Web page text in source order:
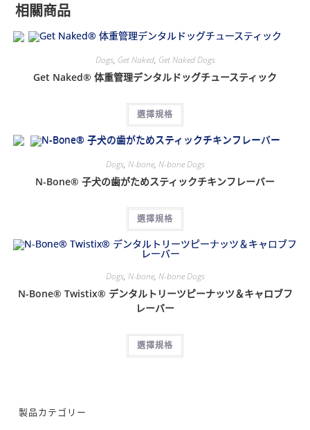
相關商品
Dogs, Get Naked, Get Naked Dogs
Get Naked® 体重管理デンタルドッグチュースティック
選擇規格
Dogs, N-bone, N-bone Dogs
N-Bone® 子犬の歯がためスティックチキンフレーバー
選擇規格
Dogs, N-bone, N-bone Dogs
N-Bone® Twistix® デンタルトリーツピーナッツ＆キャロブフ
レーバー
選擇規格
製品カテゴリー